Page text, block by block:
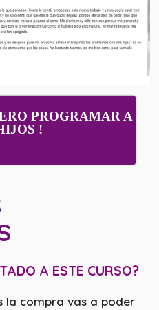
PROGRAMAR A
!
A ESTE CURSO?
la compra vas a poder